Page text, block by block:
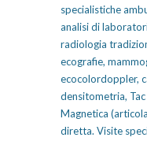
specialistiche
analisi di
radiologia
ecografie,
ecocolordoppler,
densitometria, Tac
Magnetica
diretta. Visite